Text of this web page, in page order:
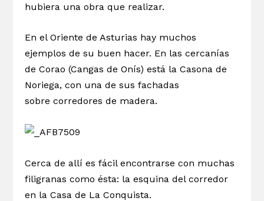
hubiera una obra que realizar.
En el Oriente de Asturias hay muchos
ejemplos de su buen hacer. En las cercanías
de Corao (Cangas de Onís) está la Casona de
Noriega, con una de sus fachadas
sobre corredores de madera.
Cerca de allí es fácil encontrarse con muchas
filigranas como ésta: la esquina del corredor
en la Casa de La Conquista.